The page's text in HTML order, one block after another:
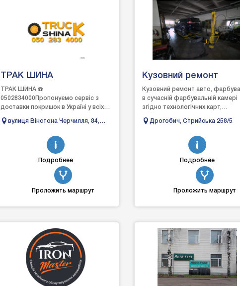
ТРАК ШИНА
ТРАК ШИНА ☎️
0502834000Пропонуємо сервіс з
доставки покришок в Україні у всіх
Achilles, ADDO, AD-TRAK, Ad...
вулиця Вінстона Черчилля, 84,
Подробнее
Проложить маршрут
Кузовний ремонт
Кузовний ремонт авто,
в сучасній фарбувальній камері
згідно технологічних карт,
фарб, рихтувально-зварю...
Дрогобич, Стрийська 258/5
Подробнее
Проложить маршрут